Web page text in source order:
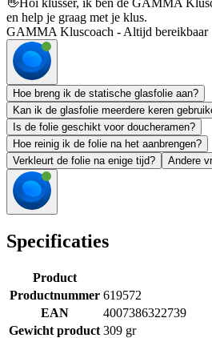
👋Hoi klusser, ik ben de GAMMA
en help je graag met je klus.
GAMMA Kluscoach - Altijd bereikbaar
Hoe breng ik de statische glasfolie aan?
Kan ik de glasfolie meerdere keren
Is de folie geschikt voor doucheramen?
Hoe reinig ik de folie na het aanbrengen?
Verkleurt de folie na enige tijd?
Andere
Specificaties
Product
Productnummer 619572
EAN
4007386322739
Gewicht product 309 gr